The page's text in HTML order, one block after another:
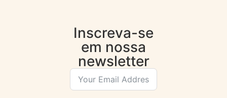
Inscreva-se
em nossa
newsletter